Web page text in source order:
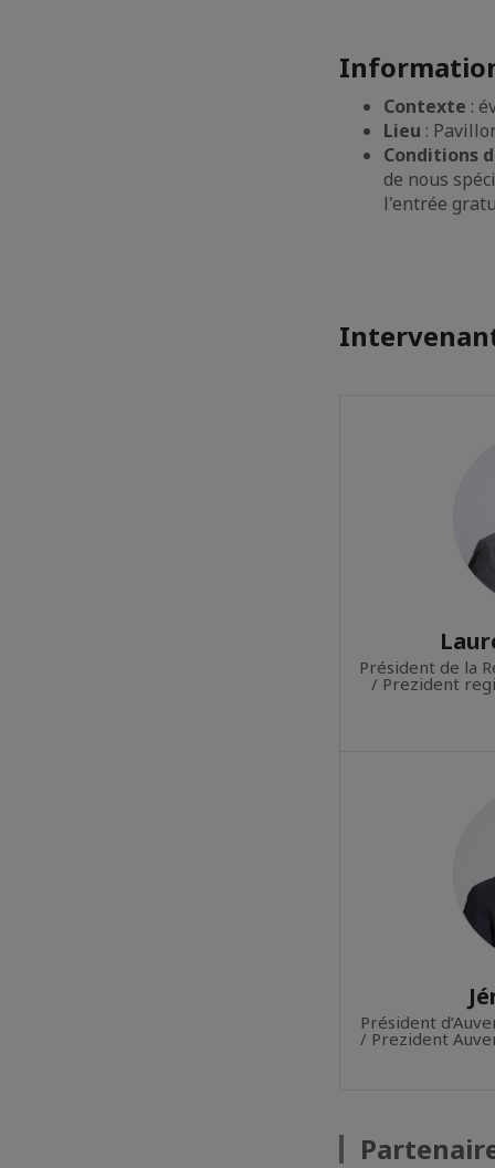
Contexte :
Lieu :
Conditions
de nous
l'entrée
Président de la
/ Prezident
Président
/ Prezident